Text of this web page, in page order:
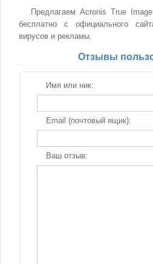
Предлагаем Acronis True
бесплатно с официального
вирусов и рекламы.
Отзывы
Имя или ник:
Email (почтовый ящик):
Ваш отзыв: